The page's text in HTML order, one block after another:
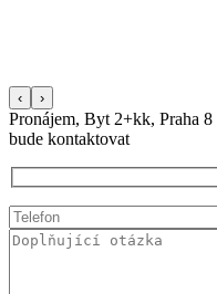
‹ ›
Pronájem, Byt 2+kk, Praha 8
bude kontaktovat